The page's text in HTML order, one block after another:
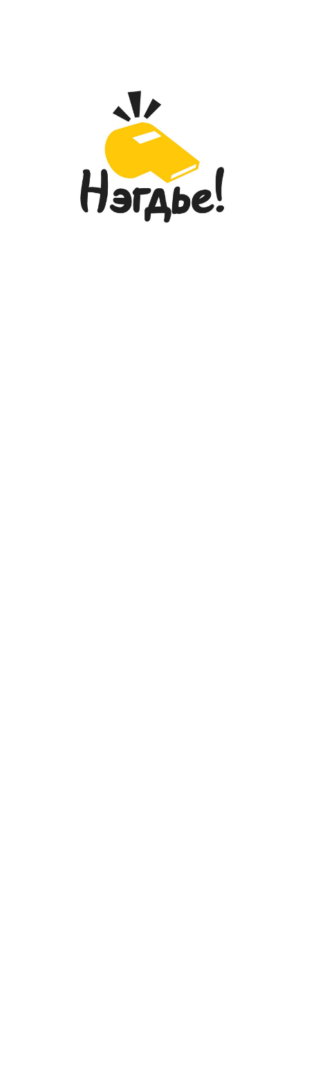
ЧАДВАРЫН ТЭМЦЭЭН”-ЭЭР
ШИЛДГҮҮДЭЭ ТОДРУУЛЛАА...
2026-05-27
“УЛААНБААТАР
МАРАФОН-2026” ОЛОН УЛСЫН
ГҮЙЛТИЙН ТЭМЦЭЭНД ГССҮТ-
ИЙН ЭМЧ, МЭРГЭЖИЛТНҮҮД
АМЖИЛТТАЙ ОРОЛЦЛОО...
2026-05-26